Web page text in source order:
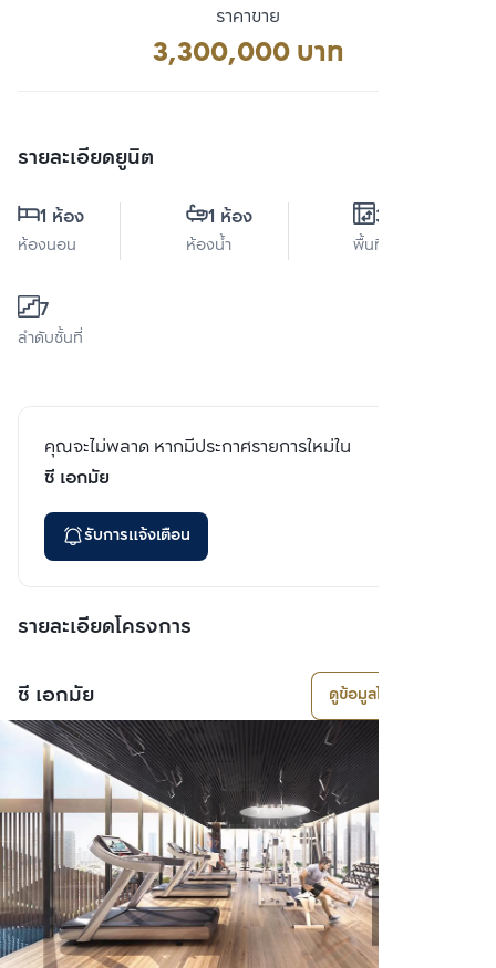
ราคาขาย
3,300,000 บาท
รายละเอียดยูนิต
1 ห้อง
ห้องนอน
1 ห้อง
ห้องน้ำ
31 ตร.ม.
พื้นที่ใช้สอย
7
ลำดับชั้นที่
คุณจะไม่พลาด หากมีประกาศรายการใหม่ใน
ซี เอกมัย
รับการแจ้งเตือน
รายละเอียดโครงการ
ซี เอกมัย ดูข้อมูลโครงการ